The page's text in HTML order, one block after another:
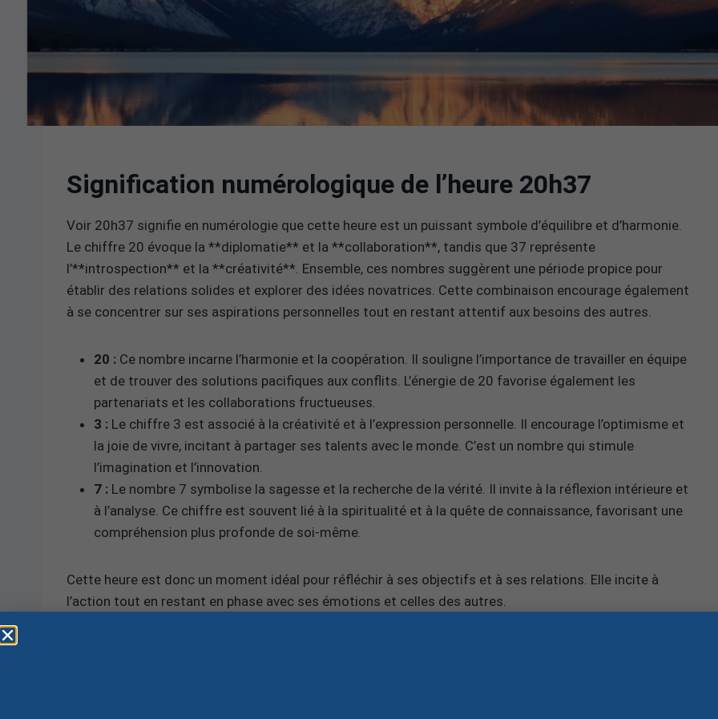
Signification numérologique de l’heure 20h37
Voir 20h37 signifie en numérologie que cette heure est un puissant symbole d’équilibre et d’harmonie.
Le chiffre 20 évoque la **diplomatie** et la **collaboration**, tandis que 37 représente
l’**introspection** et la **créativité**. Ensemble, ces nombres suggèrent une période propice pour
établir des relations solides et explorer des idées novatrices. Cette combinaison encourage également
à se concentrer sur ses aspirations personnelles tout en restant attentif aux besoins des autres.
20 : Ce nombre incarne l’harmonie et la coopération. Il souligne l’importance de travailler en équipe
et de trouver des solutions pacifiques aux conflits. L’énergie de 20 favorise également les
partenariats et les collaborations fructueuses.
3 : Le chiffre 3 est associé à la créativité et à l’expression personnelle. Il encourage l’optimisme et
la joie de vivre, incitant à partager ses talents avec le monde. C’est un nombre qui stimule
l’imagination et l’innovation.
7 : Le nombre 7 symbolise la sagesse et la recherche de la vérité. Il invite à la réflexion intérieure et
à l’analyse. Ce chiffre est souvent lié à la spiritualité et à la quête de connaissance, favorisant une
compréhension plus profonde de soi-même.
Cette heure est donc un moment idéal pour réfléchir à ses objectifs et à ses relations. Elle incite à
l’action tout en restant en phase avec ses émotions et celles des autres.